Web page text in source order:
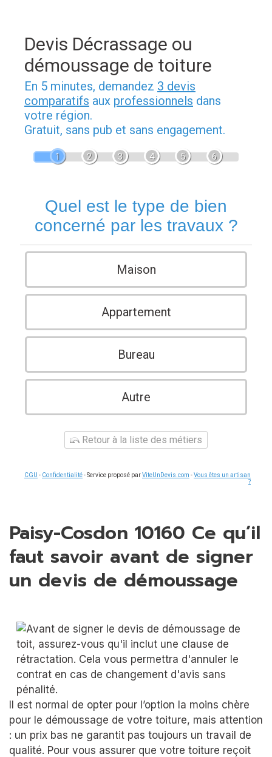
Devis Décrassage ou
démoussage de toiture
En 5 minutes, demandez 3 devis
comparatifs aux professionnels dans
votre région.
Gratuit, sans pub et sans engagement.
1 2 3 4 5 6
Quel est le type de bien
concerné par les travaux ?
Maison
Appartement
Bureau
Autre
Retour à la liste des métiers
CGU - Confidentialité- Service proposé parViteUnDevis.com -Vous êtes un artisan
?
Paisy-Cosdon 10160 Ce qu’il
faut savoir avant de signer
un devis de démoussage
Il est normal de opter pour l’option la moins chère
pour le démoussage de votre toiture, mais attention
: un prix bas ne garantit pas toujours un travail de
qualité. Pour vous assurer que votre toiture reçoit